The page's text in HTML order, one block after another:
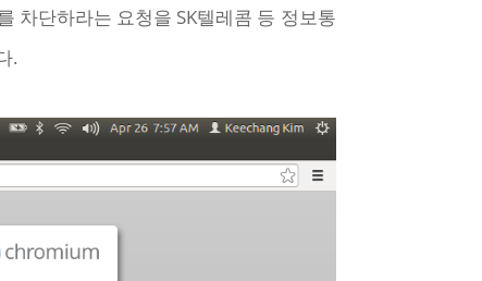
차단하라는 요청을 SK텔레콤 등 정보통
.